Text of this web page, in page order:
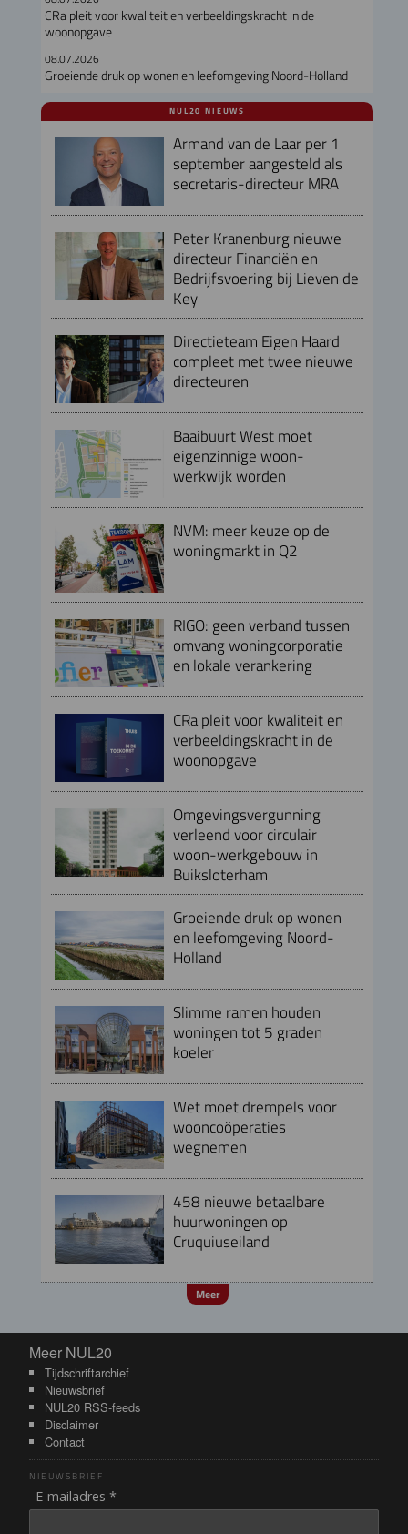
CRa pleit voor kwaliteit en verbeeldingskracht in de
woonopgave
08.07.2026
Groeiende druk op wonen en leefomgeving Noord-Holland
NUL20 NIEUWS
Armand van de Laar per 1
september aangesteld als
secretaris-directeur MRA
Peter Kranenburg nieuwe
directeur Financiën en
Bedrijfsvoering bij Lieven de
Key
Directieteam Eigen Haard
compleet met twee nieuwe
directeuren
Baaibuurt West moet
eigenzinnige woon-
werkwijk worden
NVM: meer keuze op de
woningmarkt in Q2
RIGO: geen verband tussen
omvang woningcorporatie
en lokale verankering
CRa pleit voor kwaliteit en
verbeeldingskracht in de
woonopgave
Omgevingsvergunning
verleend voor circulair
woon-werkgebouw in
Buiksloterham
Groeiende druk op wonen
en leefomgeving Noord-
Holland
Slimme ramen houden
woningen tot 5 graden
koeler
Wet moet drempels voor
wooncoöperaties
wegnemen
458 nieuwe betaalbare
huurwoningen op
Cruquiuseiland
Meer
Meer NUL20
Meer NUL20
Tijdschriftarchief
Nieuwsbrief
NUL20 RSS-feeds
Disclaimer
Contact
NIEUWSBRIEF
E-mailadres *